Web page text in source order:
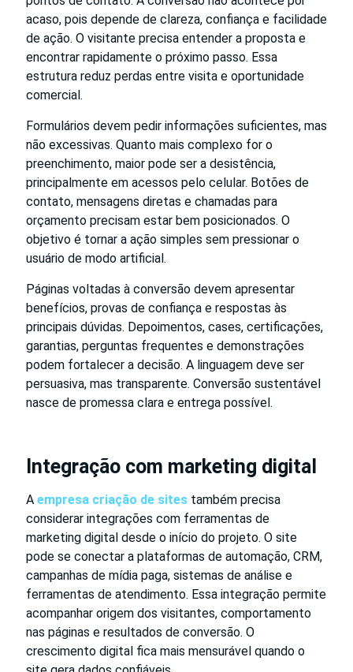
acaso, pois depende de clareza, confiança e facilidade
de ação. O visitante precisa entender a proposta e
encontrar rapidamente o próximo passo. Essa
estrutura reduz perdas entre visita e oportunidade
comercial.
Formulários devem pedir informações suficientes, mas
não excessivas. Quanto mais complexo for o
preenchimento, maior pode ser a desistência,
principalmente em acessos pelo celular. Botões de
contato, mensagens diretas e chamadas para
orçamento precisam estar bem posicionados. O
objetivo é tornar a ação simples sem pressionar o
usuário de modo artificial.
Páginas voltadas à conversão devem apresentar
benefícios, provas de confiança e respostas às
principais dúvidas. Depoimentos, cases, certificações,
garantias, perguntas frequentes e demonstrações
podem fortalecer a decisão. A linguagem deve ser
persuasiva, mas transparente. Conversão sustentável
nasce de promessa clara e entrega possível.
Integração com marketing digital
A empresa criação de sites também precisa
considerar integrações com ferramentas de
marketing digital desde o início do projeto. O site
pode se conectar a plataformas de automação, CRM,
campanhas de mídia paga, sistemas de análise e
ferramentas de atendimento. Essa integração permite
acompanhar origem dos visitantes, comportamento
nas páginas e resultados de conversão. O
crescimento digital fica mais mensurável quando o